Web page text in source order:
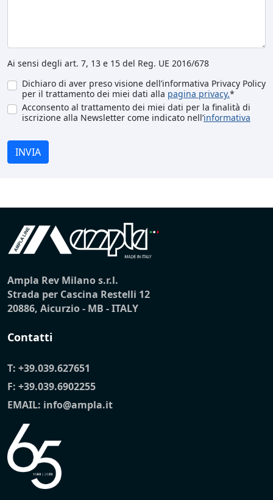
Ai sensi degli art. 7, 13 e 15 del Reg. UE 2016/678
Dichiaro di aver preso visione dell’informativa Privacy Policy
per il trattamento dei miei dati alla pagina privacy.*
Acconsento al trattamento dei miei dati per la finalità di
iscrizione alla Newsletter come indicato nell’informativa
INVIA
Ampla Rev Milano s.r.l.
Strada per Cascina Restelli 12
20886, Aicurzio - MB - ITALY
Contatti
T: +39.039.627651
F: +39.039.6902255
EMAIL: info@ampla.it